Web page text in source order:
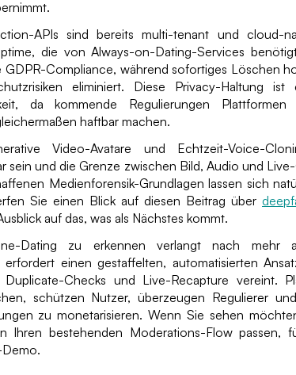
APIs sind bereits multi-tenant und cloud-
die von Always-on-Dating-Services
GDPR-Compliance, während sofortiges Löschen
eliminiert. Diese Privacy-Haltung
da kommende Regulierungen
haftbar machen.
Video-Avatare und Echtzeit-Voice-
sein und die Grenze zwischen Bild, Audio und
Medienforensik-Grundlagen lassen sich
Sie einen Blick auf diesen Beitrag über
auf das, was als Nächstes kommt.
Dating zu erkennen verlangt nach mehr
einen gestaffelten, automatisierten
Duplicate-Checks und Live-Recapture vereint.
schützen Nutzer, überzeugen Regulierer
zu monetarisieren. Wenn Sie sehen
Ihren bestehenden Moderations-Flow passen,